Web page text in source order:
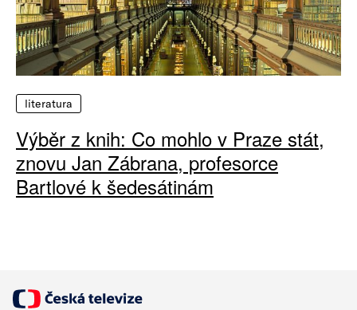
literatura
Výběr z knih: Co mohlo v Praze stát,
znovu Jan Zábrana, profesorce
Bartlové k šedesátinám